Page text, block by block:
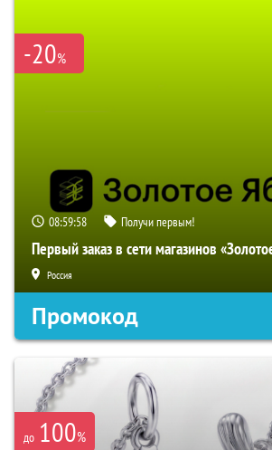
-20%
08:59:57 Получи первым!
Первый заказ в сети магазинов
Россия
Промокод
до 100%